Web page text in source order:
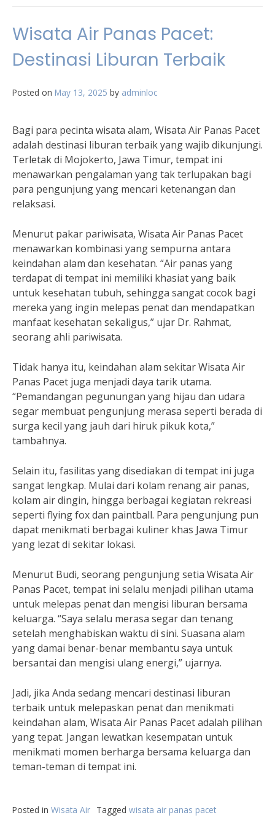
Wisata Air Panas Pacet:
Destinasi Liburan Terbaik
Posted on May 13, 2025 by adminloc
Bagi para pecinta wisata alam, Wisata Air Panas Pacet
adalah destinasi liburan terbaik yang wajib dikunjungi.
Terletak di Mojokerto, Jawa Timur, tempat ini
menawarkan pengalaman yang tak terlupakan bagi
para pengunjung yang mencari ketenangan dan
relaksasi.
Menurut pakar pariwisata, Wisata Air Panas Pacet
menawarkan kombinasi yang sempurna antara
keindahan alam dan kesehatan. “Air panas yang
terdapat di tempat ini memiliki khasiat yang baik
untuk kesehatan tubuh, sehingga sangat cocok bagi
mereka yang ingin melepas penat dan mendapatkan
manfaat kesehatan sekaligus,” ujar Dr. Rahmat,
seorang ahli pariwisata.
Tidak hanya itu, keindahan alam sekitar Wisata Air
Panas Pacet juga menjadi daya tarik utama.
“Pemandangan pegunungan yang hijau dan udara
segar membuat pengunjung merasa seperti berada di
surga kecil yang jauh dari hiruk pikuk kota,”
tambahnya.
Selain itu, fasilitas yang disediakan di tempat ini juga
sangat lengkap. Mulai dari kolam renang air panas,
kolam air dingin, hingga berbagai kegiatan rekreasi
seperti flying fox dan paintball. Para pengunjung pun
dapat menikmati berbagai kuliner khas Jawa Timur
yang lezat di sekitar lokasi.
Menurut Budi, seorang pengunjung setia Wisata Air
Panas Pacet, tempat ini selalu menjadi pilihan utama
untuk melepas penat dan mengisi liburan bersama
keluarga. “Saya selalu merasa segar dan tenang
setelah menghabiskan waktu di sini. Suasana alam
yang damai benar-benar membantu saya untuk
bersantai dan mengisi ulang energi,” ujarnya.
Jadi, jika Anda sedang mencari destinasi liburan
terbaik untuk melepaskan penat dan menikmati
keindahan alam, Wisata Air Panas Pacet adalah pilihan
yang tepat. Jangan lewatkan kesempatan untuk
menikmati momen berharga bersama keluarga dan
teman-teman di tempat ini.
Posted in Wisata Air Tagged wisata air panas pacet